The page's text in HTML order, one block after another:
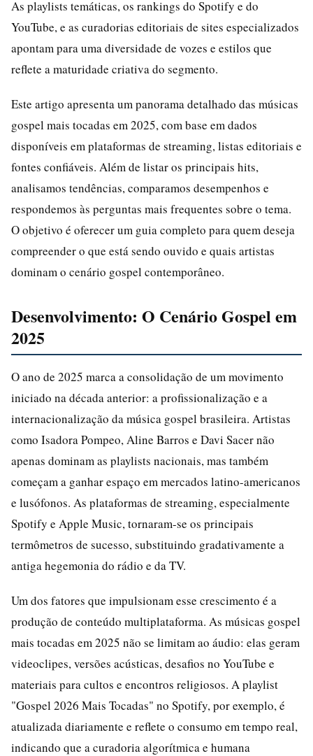
As playlists temáticas, os rankings do Spotify e do
YouTube, e as curadorias editoriais de sites especializados
apontam para uma diversidade de vozes e estilos que
reflete a maturidade criativa do segmento.
Este artigo apresenta um panorama detalhado das músicas
gospel mais tocadas em 2025, com base em dados
disponíveis em plataformas de streaming, listas editoriais e
fontes confiáveis. Além de listar os principais hits,
analisamos tendências, comparamos desempenhos e
respondemos às perguntas mais frequentes sobre o tema.
O objetivo é oferecer um guia completo para quem deseja
compreender o que está sendo ouvido e quais artistas
dominam o cenário gospel contemporâneo.
Desenvolvimento: O Cenário Gospel em
2025
O ano de 2025 marca a consolidação de um movimento
iniciado na década anterior: a profissionalização e a
internacionalização da música gospel brasileira. Artistas
como Isadora Pompeo, Aline Barros e Davi Sacer não
apenas dominam as playlists nacionais, mas também
começam a ganhar espaço em mercados latino-americanos
e lusófonos. As plataformas de streaming, especialmente
Spotify e Apple Music, tornaram-se os principais
termômetros de sucesso, substituindo gradativamente a
antiga hegemonia do rádio e da TV.
Um dos fatores que impulsionam esse crescimento é a
produção de conteúdo multiplataforma. As músicas gospel
mais tocadas em 2025 não se limitam ao áudio: elas geram
videoclipes, versões acústicas, desafios no YouTube e
materiais para cultos e encontros religiosos. A playlist
"Gospel 2026 Mais Tocadas" no Spotify, por exemplo, é
atualizada diariamente e reflete o consumo em tempo real,
indicando que a curadoria algorítmica e humana